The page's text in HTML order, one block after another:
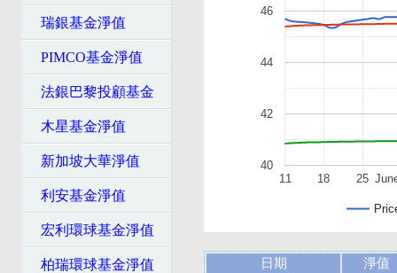
瑞銀基金淨值
PIMCO基金淨值
法銀巴黎投顧基金
木星基金淨值
新加坡大華淨值
利安基金淨值
宏利環球基金淨值
柏瑞環球基金淨值
11 18 25
40
42
44
46
日期
淨值